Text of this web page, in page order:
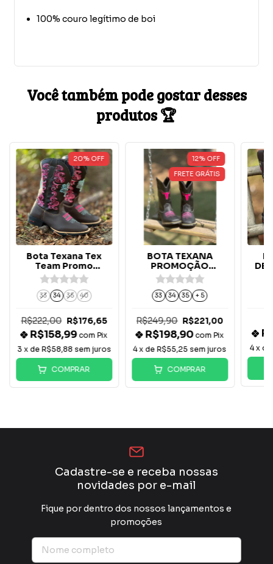
100% couro legítimo de boi
Você também pode gostar desses
produtos 🏆
20% OFF
Bota Texana Tex
Team Promo
Feminina Café Flor
Azul
33 34 35 40
R$222,00 R$176,65
R$158,99com Pix
3 x deR$58,88 sem juros
COMPRAR
12% OFF
FRETE GRÁTIS
BOTA TEXANA
PROMOÇÃO
CABEÇA DE BOI
ROSA
33 34 35 + 5
R$249,90 R$221,00
R$198,90com Pix
4 x deR$55,25 sem juros
COMPRAR
4 x
Cadastre-se e receba nossas
novidades por e-mail
Fique por dentro dos nossos lançamentos e
promoções